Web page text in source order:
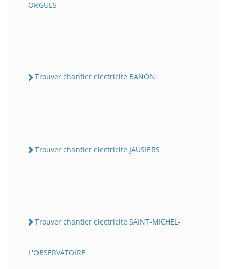
ORGUES
Trouver chantier electricite BANON
Trouver chantier electricite JAUSIERS
Trouver chantier electricite SAINT-MICHEL-
L'OBSERVATOIRE